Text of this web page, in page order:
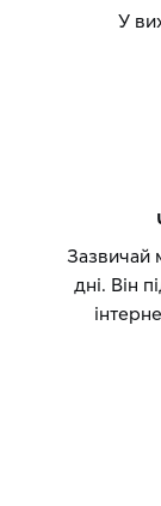
У
Зазвичай
дні. Він